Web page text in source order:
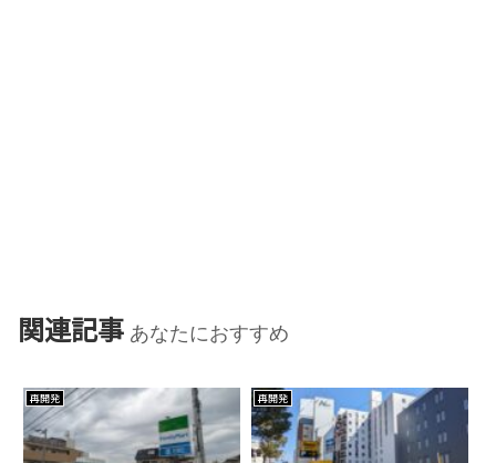
関連記事 あなたにおすすめ
再開発 再開発